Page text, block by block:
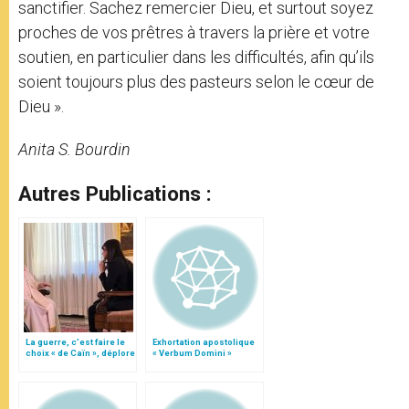
sanctifier. Sachez remercier Dieu, et surtout soyez
proches de vos prêtres à travers la prière et votre
soutien, en particulier dans les difficultés, afin qu’ils
soient toujours plus des pasteurs selon le cœur de
Dieu ».
Anita S. Bourdin
Autres Publications :
La guerre, c’est faire le
choix « de Caïn », déplore
Exhortation apostolique
« Verbum Domini »